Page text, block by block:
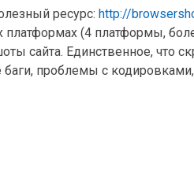
ресурс: http://
платформах (4 платформы,
сайта. Единственное, что
проблемы с